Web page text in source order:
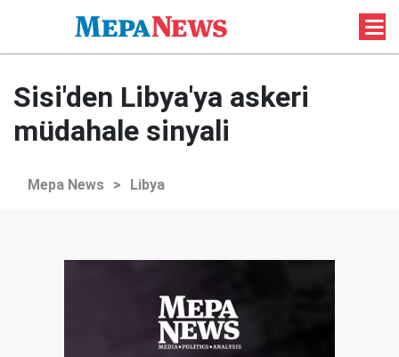
Sisi'den Libya'ya askeri
müdahale sinyali
Mepa News > Libya